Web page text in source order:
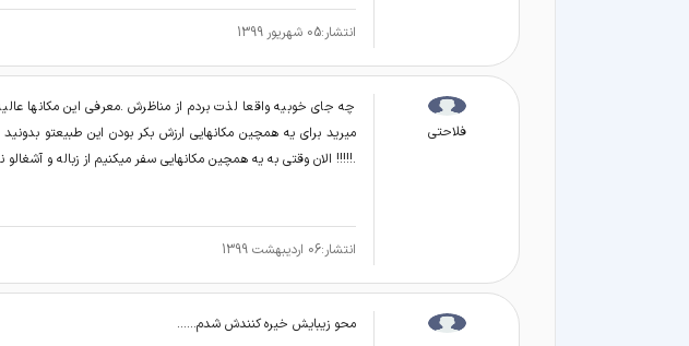
انتشار:05 شهریور 1399
فلاحتى
چه جای خوبیه واقعا لذت بردم از مناظرش .معرفی این مکانها
میرید برای یه همچین مکانهایی ارزش بکر بودن این طبیعتو
.!!!!! الان وقتی به یه همچین مکانهایی سفر میکنیم از زباله و
انتشار:06 اردیبهشت 1399
محو زيبايش خيره كنندش شدم……